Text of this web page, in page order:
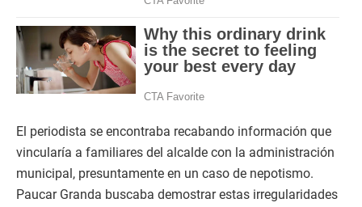
El periodista se encontraba recabando información que
vincularía a familiares del alcalde con la administración
municipal, presuntamente en un caso de nepotismo.
Paucar Granda buscaba demostrar estas irregularidades